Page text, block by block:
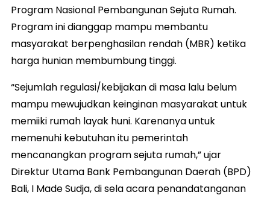
Program Nasional Pembangunan Sejuta Rumah.
Program ini dianggap mampu membantu
masyarakat berpenghasilan rendah (MBR) ketika
harga hunian membumbung tinggi.
“Sejumlah regulasi/kebijakan di masa lalu belum
mampu mewujudkan keinginan masyarakat untuk
memiiki rumah layak huni. Karenanya untuk
memenuhi kebutuhan itu pemerintah
mencanangkan program sejuta rumah,” ujar
Direktur Utama Bank Pembangunan Daerah (BPD)
Bali, I Made Sudja, di sela acara penandatanganan